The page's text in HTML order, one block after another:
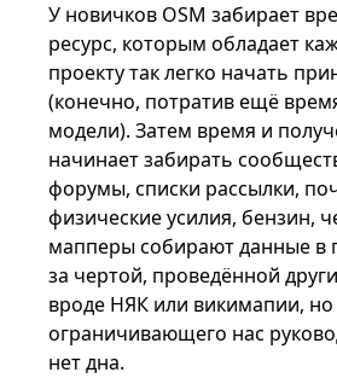
У новичков OSM забирает
ресурс, которым обладает
проекту так легко начать
(конечно, потратив ещё
модели). Затем время и
начинает забирать
форумы, списки рассылки,
физические усилия, бензин,
мапперы собирают данные в
за чертой, проведённой
вроде НЯК или викимапии, но
ограничивающего нас
нет дна.